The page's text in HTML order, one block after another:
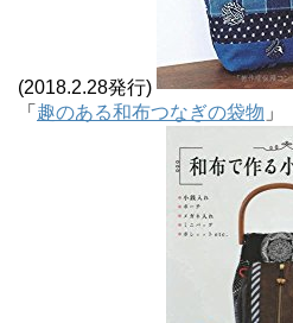
(2018.2.28発行)
「 趣のある和布つなぎの袋物 」